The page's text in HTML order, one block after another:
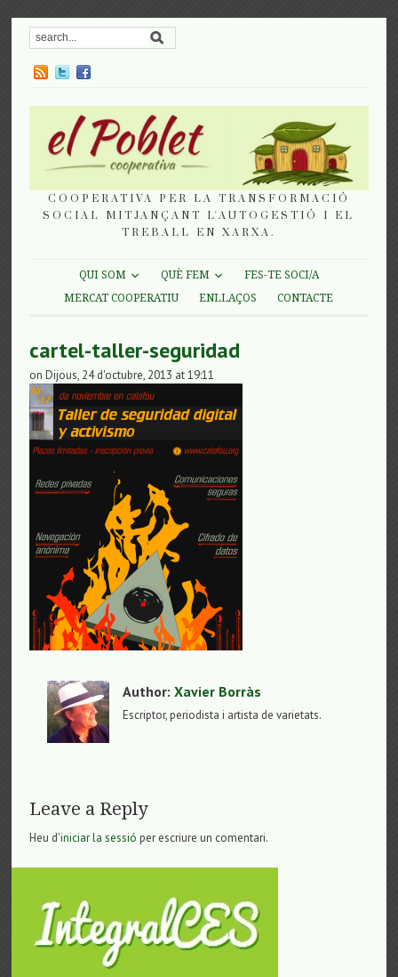
COOPERATIVA PER LA TRANSFORMACIÓ
SOCIAL MITJANÇANT L'AUTOGESTIÓ I EL
TREBALL EN XARXA.
QUI SOM QUÈ FEM
FES-TE SOCI/A
MERCAT COOPERATIU
ENLLAÇOS CONTACTE
cartel-taller-seguridad
on Dijous, 24 d'octubre, 2013 at 19:11
Author:Xavier Borràs
Escriptor, periodista i artista de varietats.
Leave a Reply
Heu d'iniciar la sessió per escriure un comentari.